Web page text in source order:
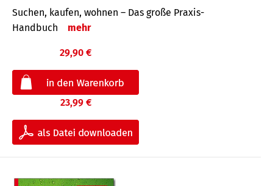
Suchen, kaufen, wohnen – Das große Praxis-
Handbuch
mehr
29,90 €
23,99 €